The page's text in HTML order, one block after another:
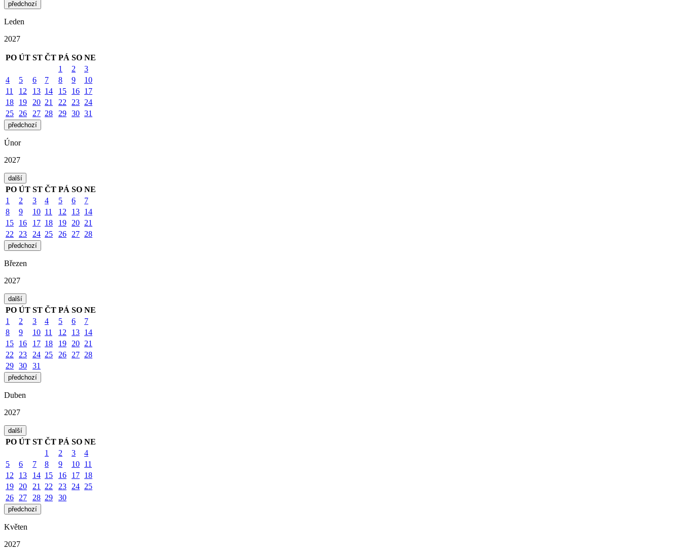
předchozí
Leden
2027
PO ÚT ST ČT PÁ SO NE
1
2
3
4
5 6 7 8 9
10
11
12 13 14 15 16 17
18
19 20 21 22 23 24
25 26 27 28 29 30 31
předchozí
Únor
2027
další
PO ÚT ST ČT PÁ SO NE
1
2 3 4 5 6
7
8
9 10 11 12 13 14
15
16 17 18 19 20 21
22 23 24 25 26 27 28
předchozí
Březen
2027
další
PO ÚT ST ČT PÁ SO NE
1
2 3 4 5 6
7
8
9 10 11 12 13 14
15
16 17 18 19 20 21
22 23 24 25 26 27 28
29 30 31
předchozí
Duben
2027
další
PO ÚT ST ČT PÁ SO NE
1
2 3
4
5
6 7 8 9 10 11
12
13 14 15 16 17 18
19 20 21 22 23 24 25
26 27 28 29 30
předchozí
Květen
2027